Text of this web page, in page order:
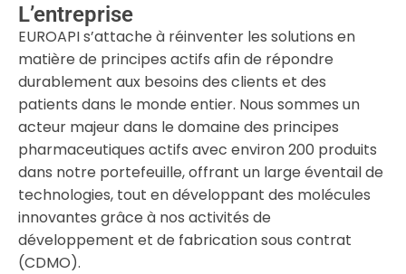
L’entreprise
EUROAPI s’attache à réinventer les solutions en
matière de principes actifs afin de répondre
durablement aux besoins des clients et des
patients dans le monde entier. Nous sommes un
acteur majeur dans le domaine des principes
pharmaceutiques actifs avec environ 200 produits
dans notre portefeuille, offrant un large éventail de
technologies, tout en développant des molécules
innovantes grâce à nos activités de
développement et de fabrication sous contrat
(CDMO).